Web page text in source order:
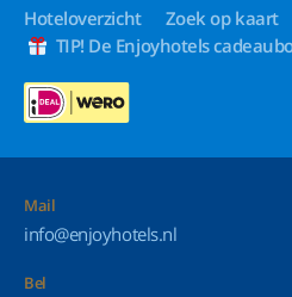
Hoteloverzicht Zoek op kaart
TIP! De Enjoyhotels
Mail
info@enjoyhotels.nl
Bel